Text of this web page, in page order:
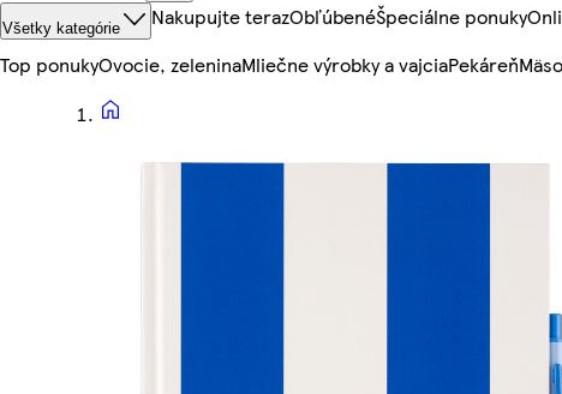
Všetky kategórie Nakupujte terazObľúbenéŠpeciálne ponuky
Top ponukyOvocie, zeleninaMliečne výrobky a vajciaPekáreň